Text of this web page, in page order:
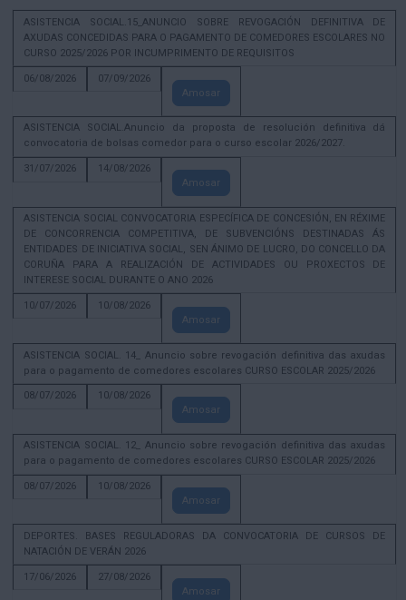
ASISTENCIA SOCIAL.15_ANUNCIO SOBRE REVOGACIÓN DEFINITIVA DE
AXUDAS CONCEDIDAS PARA O PAGAMENTO DE COMEDORES ESCOLARES NO
CURSO 2025/2026 POR INCUMPRIMENTO DE REQUISITOS
06/08/2026
07/09/2026
Amosar
ASISTENCIA SOCIAL.Anuncio da proposta de resolución definitiva dá
convocatoria de bolsas comedor para o curso escolar 2026/2027.
31/07/2026
14/08/2026
Amosar
ASISTENCIA SOCIAL CONVOCATORIA ESPECÍFICA DE CONCESIÓN, EN RÉXIME
DE CONCORRENCIA COMPETITIVA, DE SUBVENCIÓNS DESTINADAS ÁS
ENTIDADES DE INICIATIVA SOCIAL, SEN ÁNIMO DE LUCRO, DO CONCELLO DA
CORUÑA PARA A REALIZACIÓN DE ACTIVIDADES OU PROXECTOS DE
INTERESE SOCIAL DURANTE O ANO 2026
10/07/2026
10/08/2026
Amosar
ASISTENCIA SOCIAL. 14_ Anuncio sobre revogación definitiva das axudas
para o pagamento de comedores escolares CURSO ESCOLAR 2025/2026
08/07/2026
10/08/2026
Amosar
ASISTENCIA SOCIAL. 12_ Anuncio sobre revogación definitiva das axudas
para o pagamento de comedores escolares CURSO ESCOLAR 2025/2026
08/07/2026
10/08/2026
Amosar
DEPORTES. BASES REGULADORAS DA CONVOCATORIA DE CURSOS DE
NATACIÓN DE VERÁN 2026
17/06/2026
27/08/2026
Amosar